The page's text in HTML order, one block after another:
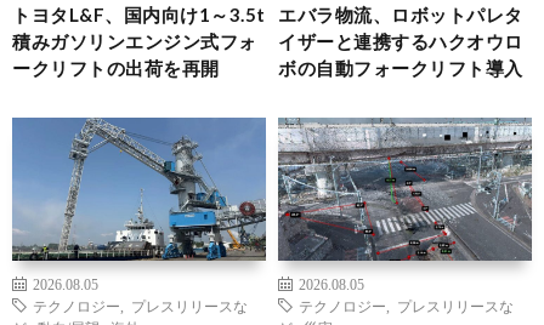
トヨタL&F、国内向け1～3.5t
積みガソリンエンジン式フォ
ークリフトの出荷を再開
エバラ物流、ロボットパレタ
イザーと連携するハクオウロ
ボの自動フォークリフト導入
2026.08.05
テクノロジー
プレスリリースな
2026.08.05
テクノロジー
プレスリリースな